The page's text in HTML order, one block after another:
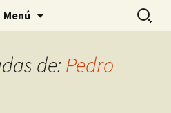
Menú Buscar:
de: Pedro